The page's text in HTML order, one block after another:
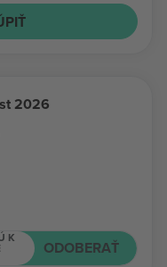
2026
K
ODOBERAŤ